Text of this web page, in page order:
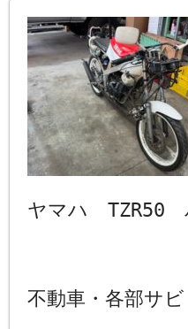
ヤマハ TZR50
不動車・各部サ